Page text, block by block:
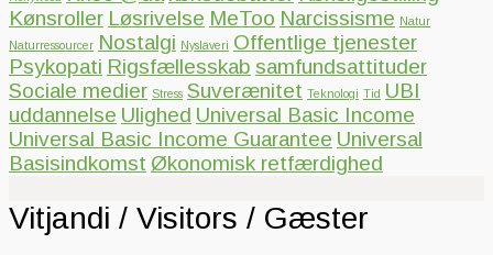
Kønsroller Løsrivelse MeToo Narcissisme Natur
Naturressourcer Nostalgi Nyslaveri Offentlige tjenester
Psykopati Rigsfællesskab samfundsattituder
Sociale medier Stress Suverænitet Teknologi Tid UBI
uddannelse Ulighed Universal Basic Income
Universal Basic Income Guarantee Universal
Basisindkomst Økonomisk retfærdighed
Vitjandi / Visitors / Gæster